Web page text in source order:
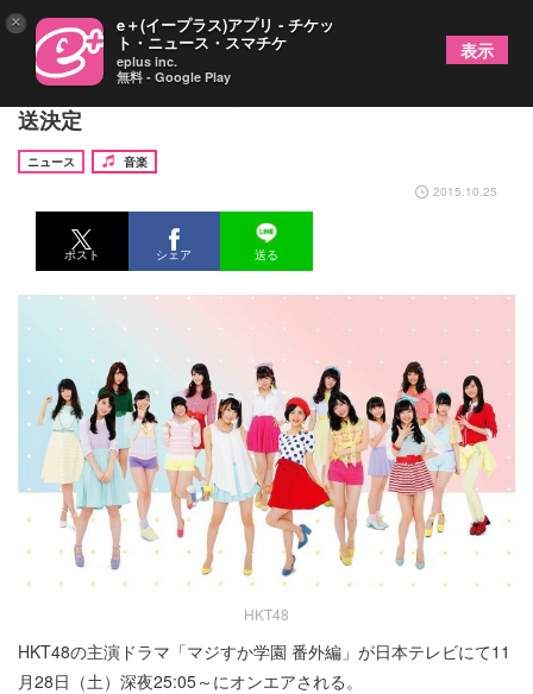
HKT48×氣志團「マジすか学園」番外編、11月に放
送決定
ニュース
音楽
2015.10.25
ポスト シェア 送る
HKT48
HKT48の主演ドラマ「マジすか学園 番外編」が日本テレビにて11
月28日（土）深夜25:05～にオンエアされる。
× e＋(イープラス)アプリ - チケッ
ト・ニュース・スマチケ
eplus inc.
無料 - Google Play
表示